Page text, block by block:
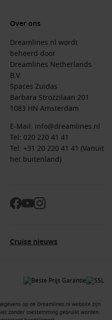
Over ons
Dreamlines.nl wordt
beheerd door
Dreamlines Netherlands
B.V.
Spaces Zuidas
Barbara Strozzilaan 201
1083 HN Amsterdam
E-Mail: info@dreamlines.nl
Tel: 020 220 41 41
Tel: +31 20 220 41 41 (Vanuit
het buitenland)
Cruise nieuws
op de Dreamlines.nl website zijn
zonder toestemming gebruikt worden.